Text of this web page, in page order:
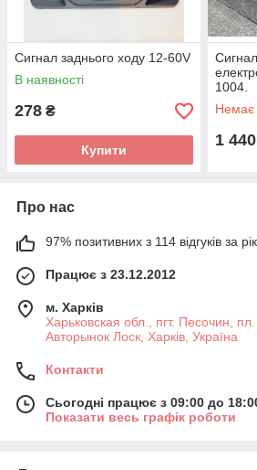
Сигнал заднього ходу 12-60V
В наявності
278 ₴
Купити
1004.
Немає
1 440
Про нас
97% позитивних з 114 відгуків за рік
Працює з 23.12.2012
м. Харків
Харьковская обл., пгт. Песочин,
Авторынок Лоск, Харків, Україна
Контакти
Сьогодні працює з 09:00 до
Показати весь графік роботи